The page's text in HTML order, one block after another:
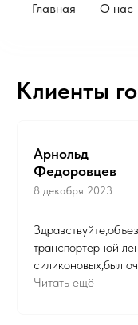
Главная О нас
Клиенты
Арнольд
Федоровцев​
8 декабря 2023
транспортерной
силиконовых,был
нашел вас!
Читать ещё